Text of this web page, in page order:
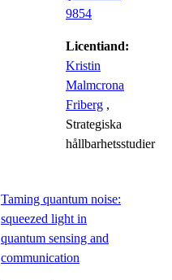
9854
Licentiand:
Kristin
Malmcrona
Friberg ,
Strategiska
hållbarhetsstudier
Taming quantum noise:
squeezed light in
quantum sensing and
communication